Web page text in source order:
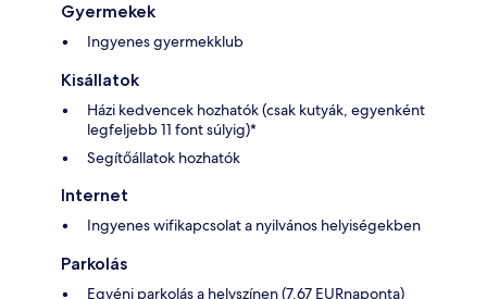
Gyermekek
Ingyenes gyermekklub
Kisállatok
Házi kedvencek hozhatók (csak kutyák, egyenként
legfeljebb 11 font súlyig)*
Segítőállatok hozhatók
Internet
Ingyenes wifikapcsolat a nyilvános helyiségekben
Parkolás
Egyéni parkolás a helyszínen (7.67 EURnaponta)